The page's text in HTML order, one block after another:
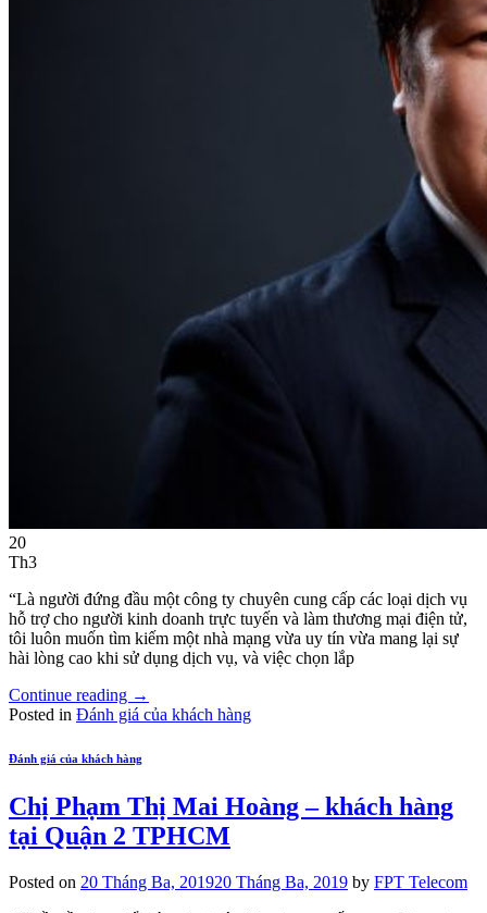
20
Th3
“Là người đứng đầu một công ty chuyên cung cấp các loại dịch vụ
hỗ trợ cho người kinh doanh trực tuyến và làm thương mại điện tử,
tôi luôn muốn tìm kiếm một nhà mạng vừa uy tín vừa mang lại sự
hài lòng cao khi sử dụng dịch vụ, và việc chọn lắp
Continue reading →
Posted in Đánh giá của khách hàng
Đánh giá của khách hàng
Chị Phạm Thị Mai Hoàng – khách hàng
tại Quận 2 TPHCM
Posted on 20 Tháng Ba, 201920 Tháng Ba, 2019 by FPT Telecom